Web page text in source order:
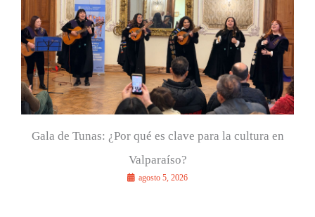
Gala de Tunas: ¿Por qué es clave para la cultura en
Valparaíso?
agosto 5, 2026